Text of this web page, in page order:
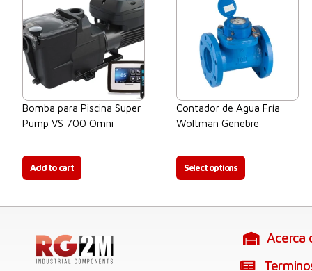
Bomba para Piscina Super
Pump VS 700 Omni
Add to cart
Contador de Agua Fría
Woltman Genebre
Select options
Acerca